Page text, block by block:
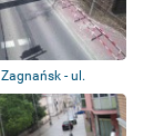
- ul.